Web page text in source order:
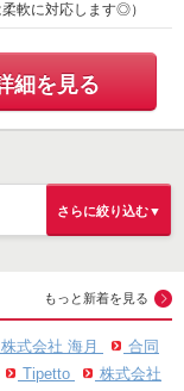
軟に対応します◎）
細を見る
さらに絞り込む▼
もっと新着を見る
株式会社 海月
合同
Tipetto
株式会社